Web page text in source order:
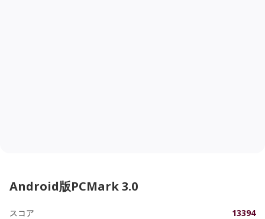
Android版PCMark 3.0
スコア
13394